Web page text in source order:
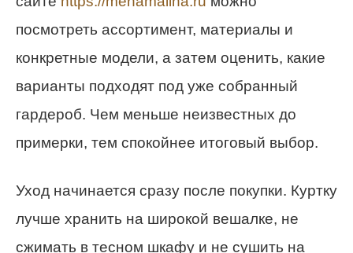
посмотреть ассортимент, материалы и
конкретные модели, а затем оценить, какие
варианты подходят под уже собранный
гардероб. Чем меньше неизвестных до
примерки, тем спокойнее итоговый выбор.
Уход начинается сразу после покупки. Куртку
лучше хранить на широкой вешалке, не
сжимать в тесном шкафу и не сушить на